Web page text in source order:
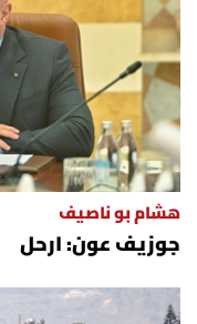
هشام بو ناصيف
جوزيف عون: ارحل